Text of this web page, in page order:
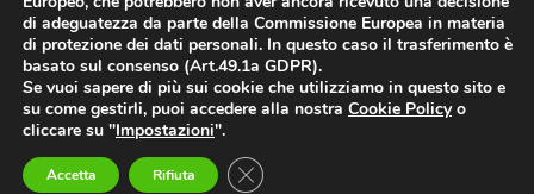
Styrodur® è un marchio registrato da BASF SE
© 2018-2026 FI-VE Isolanti srl -
04265250268
di adeguatezza da parte della Commissione Europea in materia
di protezione dei dati personali. In questo caso il trasferimento è
basato sul consenso (Art.49.1a GDPR).
Se vuoi sapere di più sui cookie che utilizziamo in questo sito e
su come gestirli, puoi accedere alla nostra Cookie Policyo
cliccare su "Impostazioni".
Accetta Rifiuta Close GDPR Cookie Banner